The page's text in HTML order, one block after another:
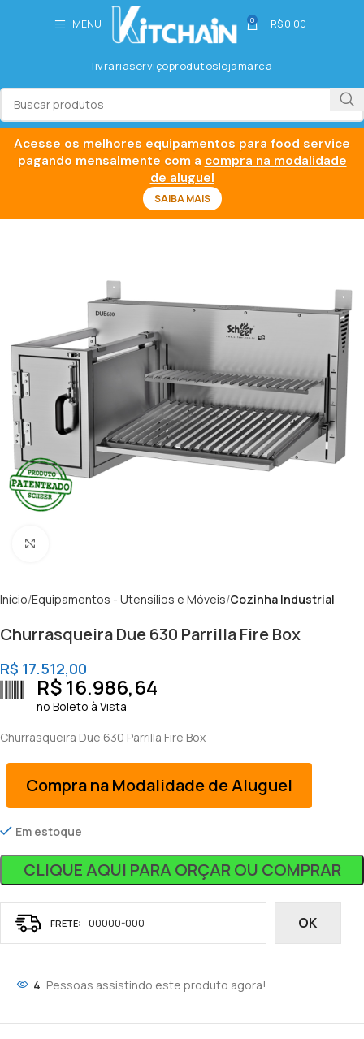
MENU 0 R$0,00
livrariaserviçoprodutoslojamarca
Início Equipamentos - Utensílios e Móveis Cozinha Industrial
Churrasqueira Due 630 Parrilla Fire Box
R$ 17.512,00
R$ 16.986,64
no Boleto à Vista
Churrasqueira Due 630 Parrilla Fire Box
Compra na Modalidade de Aluguel
Em estoque
CLIQUE AQUI PARA ORÇAR OU COMPRAR
OK
4 Pessoas assistindo este produto agora!
Acesse os melhores equipamentos para food service
pagando mensalmente com a compra na modalidade
de aluguel
SAIBA MAIS